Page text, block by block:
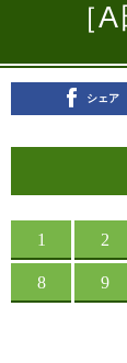
ランキング［
シェア